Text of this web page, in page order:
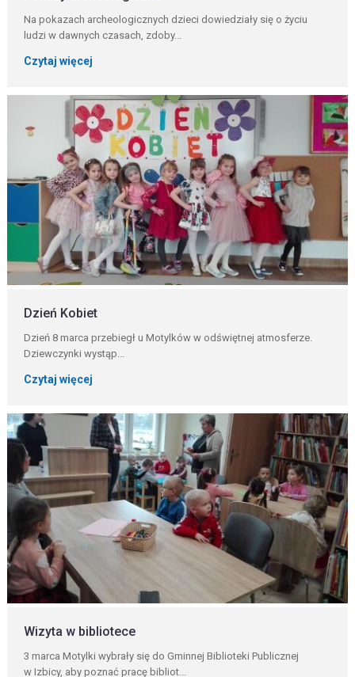
Na pokazach archeologicznych dzieci dowiedziały się o życiu
ludzi w dawnych czasach, zdoby...
Czytaj więcej
Dzień Kobiet
Dzień 8 marca przebiegł u Motylków w odświętnej atmosferze.
Dziewczynki wystąp...
Czytaj więcej
Wizyta w bibliotece
3 marca Motylki wybrały się do Gminnej Biblioteki Publicznej
w Izbicy, aby poznać pracę bibliot...